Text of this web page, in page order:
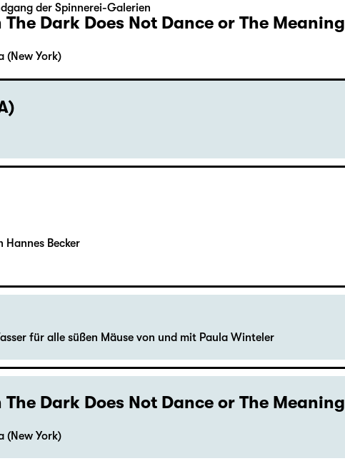
der Spinnerei-Galerien
The Dark Does Not Dance or The Meaning
(New York)
Hannes Becker
für alle süßen Mäuse von und mit Paula Winteler
The Dark Does Not Dance or The Meaning
(New York)